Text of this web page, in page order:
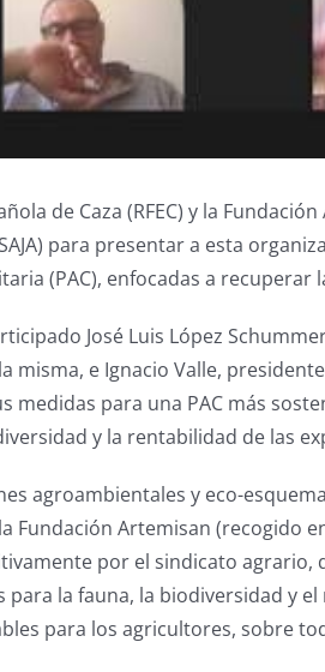
de Caza (RFEC) y la
para presentar a esta
(PAC), enfocadas a
José Luis López
misma, e Ignacio Valle,
medidas para una PAC más
y la rentabilidad de las
agroambientales y eco-
Fundación Artemisan (recogido
por el sindicato
para la fauna, la biodiversidad y
para los agricultores, sobre